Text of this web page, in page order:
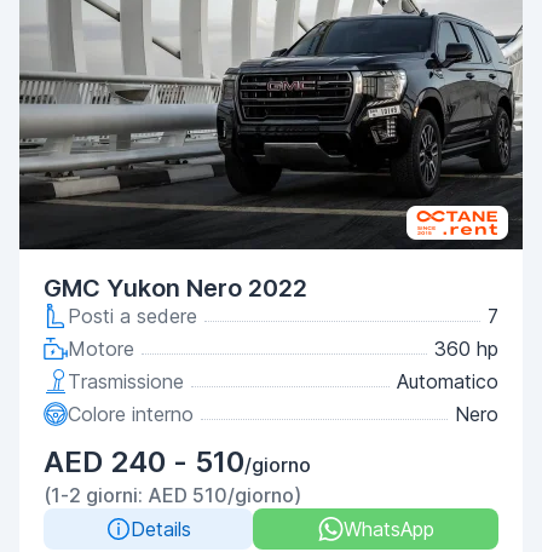
GMC Yukon Nero 2022
Posti a sedere
7
Motore
360 hp
Trasmissione
Automatico
Colore interno
Nero
AED 240 - 510/giorno
(1-2 giorni: AED 510/giorno)
Details
WhatsApp